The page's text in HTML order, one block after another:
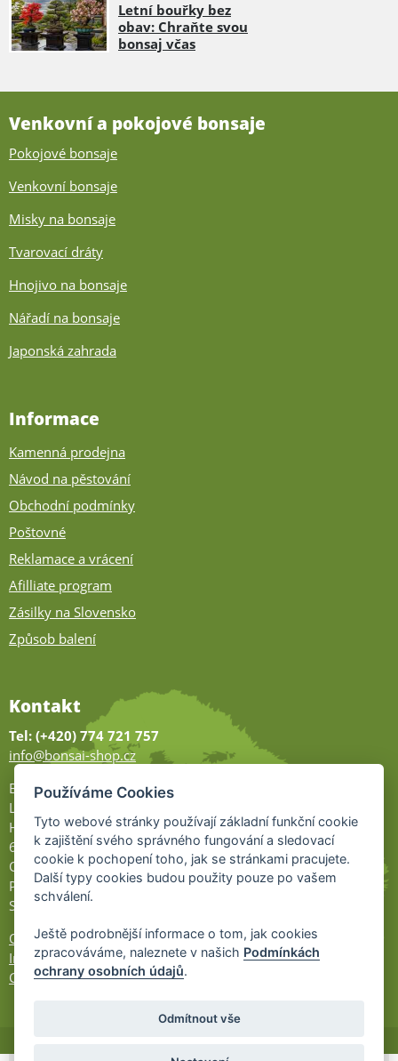
Letní bouřky bez
obav: Chraňte svou
bonsaj včas
Venkovní a pokojové bonsaje
Pokojové bonsaje
Venkovní bonsaje
Misky na bonsaje
Tvarovací dráty
Hnojivo na bonsaje
Nářadí na bonsaje
Japonská zahrada
Informace
Kamenná prodejna
Návod na pěstování
Obchodní podmínky
Poštovné
Reklamace a vrácení
Afilliate program
Zásilky na Slovensko
Způsob balení
Kontakt
Tel: (+420) 774 721 757
info@bonsai-shop.cz
Bonsai-shop
Legionářů 2
Hodonín
695 01
Otevřeno:
Po-Pá 9-17
So 9-11:30
Ochrana osobních údajů
Informace UKZÚZ
Cookies
Používáme Cookies
Tyto webové stránky používají základní funkční cookie
k zajištění svého správného fungování a sledovací
cookie k pochopení toho, jak se stránkami pracujete.
Další typy cookies budou použity pouze po vašem
schválení.
Ještě podrobnější informace o tom, jak cookies
zpracováváme, naleznete v našich Podmínkách
ochrany osobních údajů.
Odmítnout vše